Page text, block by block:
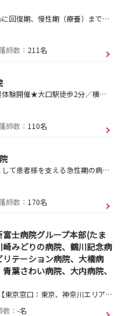
一般急性期を中心に回復期、慢性期（療養）まで幅広い医療を経験できるケアミックス病院です。
師数： 211名
病院見学会・就業体験開催★大口駅徒歩2分／横浜線／急性期病棟と包括病棟／新卒オペ看配属あり★「学びたい」「成長したい」あなたに合ったフォローを実践します！
師数： 110名
地域の基幹病院として患者様を支える急性期の病院です
師数： 170名
士病院グループ本部(たま
崎みどりの病院、鶴川記念病
リテーション病院、大橋病
葉さわい病院、大内病院、
27卒 積極採用中【東京窓口：東京、神奈川エリア】自分が喜ぶ、仕事をしよう！
： -名